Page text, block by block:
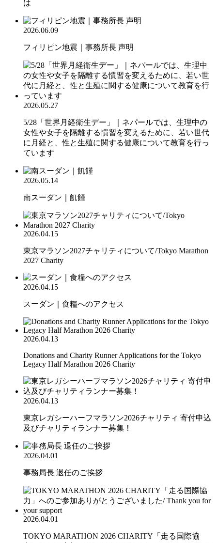
は
2026.06.09
フィリピン地震｜事務所長 声明
2026.05.27
5/28「世界月経衛生デー」｜ネパールでは、生理中の
女性や女子を隔離する慣習を変えるために、若い世代
に月経と、性と生殖に関する健康について教育を行っ
ています
2026.05.14
南スーダン｜飢饉
2026.04.15
東京マラソン2027チャリティについて/Tokyo Marathon
2027 Charity
2026.04.15
スーダン｜食糧へのアクセス
2026.04.13
Donations and Charity Runner Applications for the Tokyo
Legacy Half Marathon 2026 Charity
2026.04.13
東京レガシーハーフマラソン2026チャリティ 寄付申込
及びチャリティランナー募集！
2026.04.01
事務局長 退任のご挨拶
2026.04.01
TOKYO MARATHON 2026 CHARITY「走る国際協